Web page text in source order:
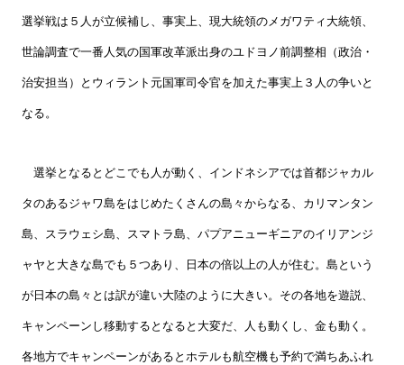
選挙戦は５人が立候補し、事実上、現大統領のメガワティ大統領、
世論調査で一番人気の国軍改革派出身のユドヨノ前調整相（政治・
治安担当）とウィラント元国軍司令官を加えた事実上３人の争いと
なる。
選挙となるとどこでも人が動く、インドネシアでは首都ジャカル
タのあるジャワ島をはじめたくさんの島々からなる、カリマンタン
島、スラウェシ島、スマトラ島、パプアニューギニアのイリアンジ
ャヤと大きな島でも５つあり、日本の倍以上の人が住む。島という
が日本の島々とは訳が違い大陸のように大きい。その各地を遊説、
キャンペーンし移動するとなると大変だ、人も動くし、金も動く。
各地方でキャンペーンがあるとホテルも航空機も予約で満ちあふれ